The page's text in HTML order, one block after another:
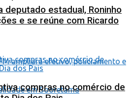
deputado estadual, Roninho
e se reúne com Ricardo
compras no comércio de